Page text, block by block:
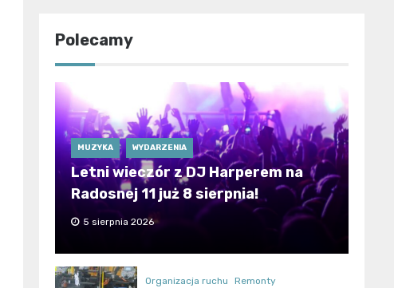
Polecamy
MUZYKA WYDARZENIA
Letni wieczór z DJ Harperem na
Radosnej 11 już 8 sierpnia!
5 sierpnia 2026
Organizacja ruchu Remonty